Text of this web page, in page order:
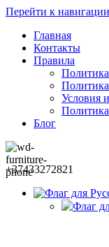
Перейти к навигации
Главная
Контакты
Правила
Политика
Условия
Политика
Блог
+37433272821